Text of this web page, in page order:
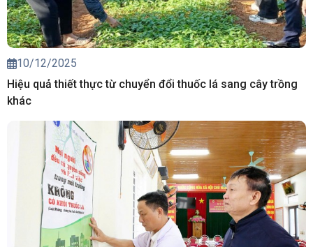
10/12/2025
Hiệu quả thiết thực từ chuyển đổi thuốc lá sang cây trồng
khác